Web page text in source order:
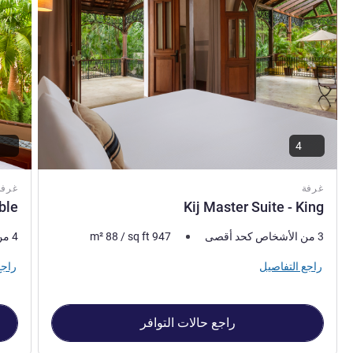
غرفة
Kij Master Suite - King
3 من الأشخاص كحد أقصى m²88 /sq ft 947
راجع التفاصيل
راجع حالات التوافر
4 من الأشخاص كحد أقصى